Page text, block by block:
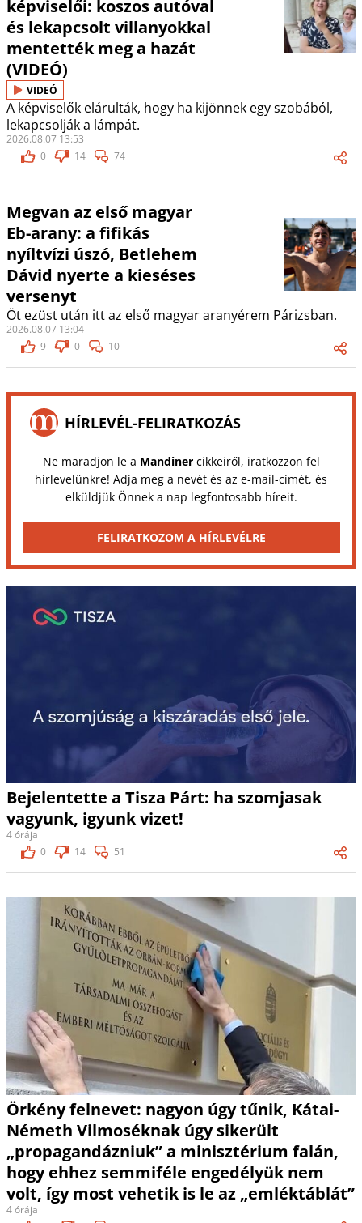
képviselői: koszos autóval
és lekapcsolt villanyokkal
mentették meg a hazát
(VIDEÓ)
VIDEÓ
A képviselők elárulták, hogy ha kijönnek egy szobából,
lekapcsolják a lámpát.
2026.08.07 13:53
0
14 74
Megvan az első magyar
Eb-arany: a fifikás
nyíltvízi úszó, Betlehem
Dávid nyerte a kieséses
versenyt
Öt ezüst után itt az első magyar aranyérem Párizsban.
2026.08.07 13:04
9
0 10
HÍRLEVÉL-FELIRATKOZÁS
Ne maradjon le a Mandinercikkeiről, iratkozzon fel
hírlevelünkre! Adja meg a nevét és az e-mail-címét, és
elküldjük Önnek a nap legfontosabb híreit.
FELIRATKOZOM A HÍRLEVÉLRE
Bejelentette a Tisza Párt: ha szomjasak
vagyunk, igyunk vizet!
4 órája
0
14 51
Örkény felnevet: nagyon úgy tűnik, Kátai-
Németh Vilmoséknak úgy sikerült
„propagandázniuk” a minisztérium falán,
hogy ehhez semmiféle engedélyük nem
volt, így most vehetik is le az „emléktáblát”
4 órája